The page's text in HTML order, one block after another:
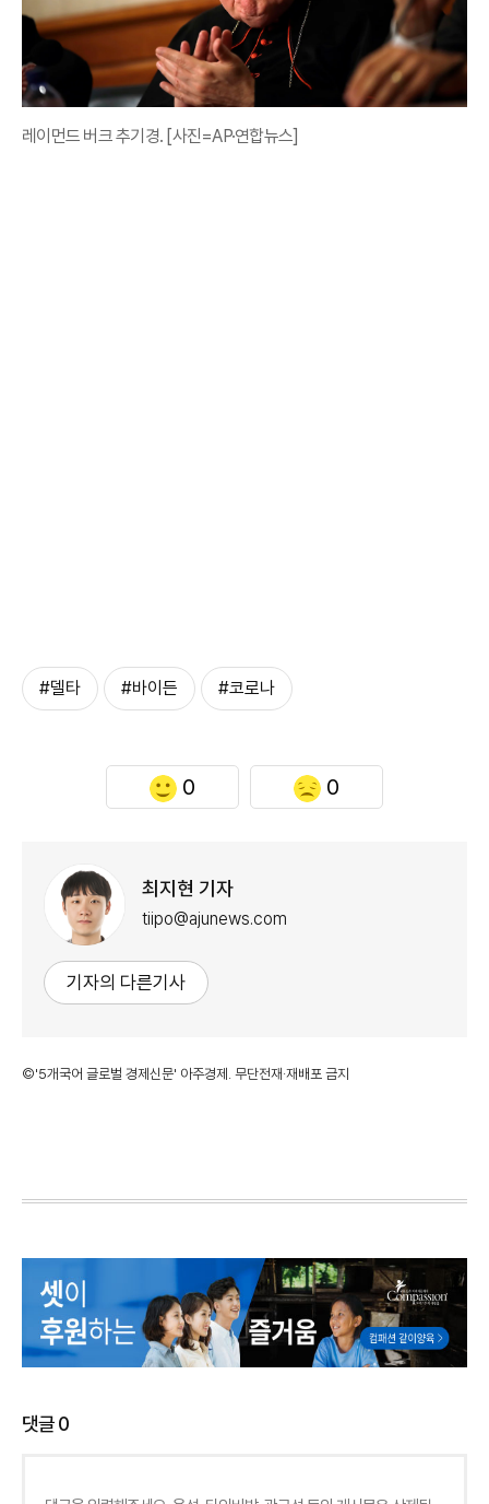
레이먼드 버크 추기경. [사진=AP·연합뉴스]
#델타 #바이든 #코로나
0 0
최지현 기자
tiipo@ajunews.com
기자의 다른기사
©'5개국어 글로벌 경제신문' 아주경제. 무단전재·재배포 금지
댓글0